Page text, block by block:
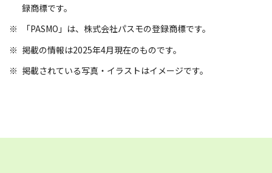
録商標です。
「PASMO」は、株式会社パスモの登録商標です。
掲載の情報は2025年4月現在のものです。
掲載されている写真・イラストはイメージです。